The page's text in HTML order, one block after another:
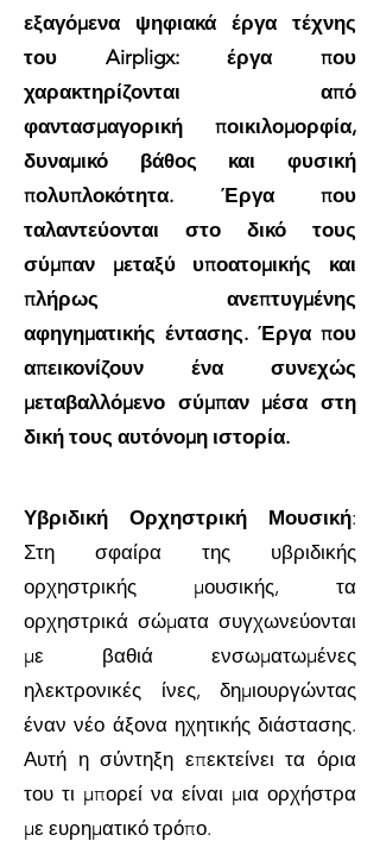
εξαγόμενα ψηφιακά έργα τέχνης
του Airpligx: έργα που
χαρακτηρίζονται από
φαντασμαγορική ποικιλομορφία,
δυναμικό βάθος και φυσική
πολυπλοκότητα. Έργα που
ταλαντεύονται στο δικό τους
σύμπαν μεταξύ υποατομικής και
πλήρως ανεπτυγμένης
αφηγηματικής έντασης. Έργα που
απεικονίζουν ένα συνεχώς
μεταβαλλόμενο σύμπαν μέσα στη
δική τους αυτόνομη ιστορία.
Υβριδική Ορχηστρική Μουσική:
Στη σφαίρα της υβριδικής
ορχηστρικής μουσικής, τα
ορχηστρικά σώματα συγχωνεύονται
με βαθιά ενσωματωμένες
ηλεκτρονικές ίνες, δημιουργώντας
έναν νέο άξονα ηχητικής διάστασης.
Αυτή η σύντηξη επεκτείνει τα όρια
του τι μπορεί να είναι μια ορχήστρα
με ευρηματικό τρόπο.